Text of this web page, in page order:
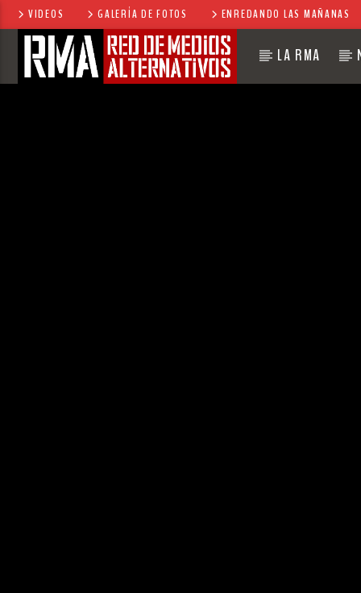
VIDEOS GALERÍA DE FOTOS ENREDANDO LAS MAÑANAS
LA RMA